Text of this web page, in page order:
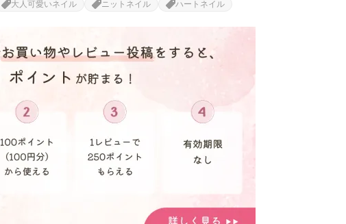
大人可愛いネイル ニットネイル
ハートネイル